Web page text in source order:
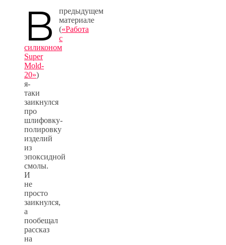
В
предыдущем
материале
(«Работа
с
силиконом
Super
Mold-
20»)
я-
таки
заикнулся
про
шлифовку-
полировку
изделий
из
эпоксидной
смолы.
И
не
просто
заикнулся,
а
пообещал
рассказ
на